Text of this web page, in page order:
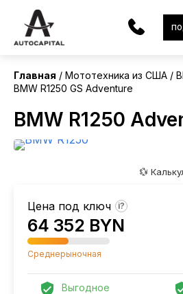
АВТОМОБИЛИ
ЭЛЕКТРОМОБИЛИ
УСЛУГИ
ЛИЗИНГ
НОВОСТИ
Главная Мототехника из США
BMW R1250 GS Adventure
BMW R1250
💱
Цена под ключ ?
64 352 BYN
Среднерыночная
Выгодное